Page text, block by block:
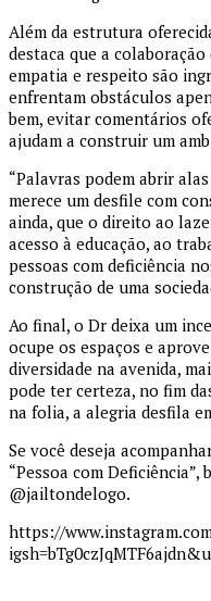
Além da estrutura
destaca que a
empatia e respeito são
enfrentam obstáculos
bem, evitar comentários
ajudam a construir um
“Palavras podem abrir
merece um desfile com
ainda, que o direito ao
acesso à educação, ao
pessoas com deficiência
construção de uma
Ao final, o Dr deixa um
ocupe os espaços e
diversidade na avenida,
pode ter certeza, no fim
na folia, a alegria desfila
Se você deseja
“Pessoa com Deficiência”,
@jailtondelogo.
https://